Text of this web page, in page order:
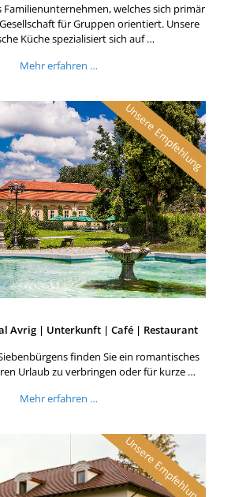
Familienunternehmen, welches sich primär
für Gruppen orientiert. Unsere
Küche spezialisiert sich auf …
Mehr erfahren …
Avrig | Unterkunft | Café | Restaurant
finden Sie ein romantisches
Urlaub zu verbringen oder für kurze …
Mehr erfahren …